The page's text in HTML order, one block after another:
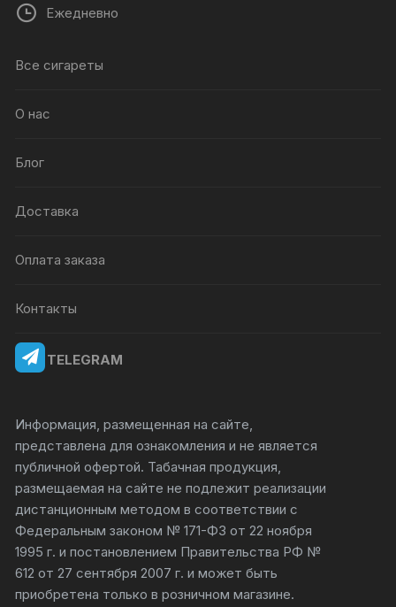
Ежедневно
Все сигареты
О нас
Блог
Доставка
Оплата заказа
Контакты
TELEGRAM
Информация, размещенная на сайте,
представлена для ознакомления и не является
публичной офертой. Табачная продукция,
размещаемая на сайте не подлежит реализации
дистанционным методом в соответствии с
Федеральным законом № 171-ФЗ от 22 ноября
1995 г. и постановлением Правительства РФ №
612 от 27 сентября 2007 г. и может быть
приобретена только в розничном магазине.